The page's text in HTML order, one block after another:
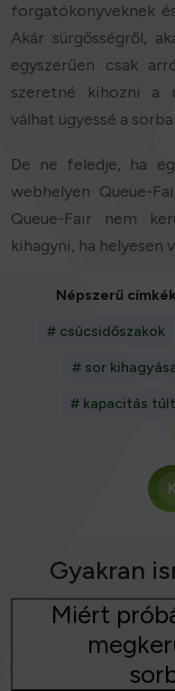
forgatókönyveknek
Akár sürgősségről,
egyszerűen csak
szeretné kihozni a
válhat ügyessé a
De ne feledje, ha
webhelyen Queue-
Queue-Fair nem
kihagyni, ha helyesen
Népszerű
# csúcsidőszakok
# sor
# kapacitás
Gyakran
Miért